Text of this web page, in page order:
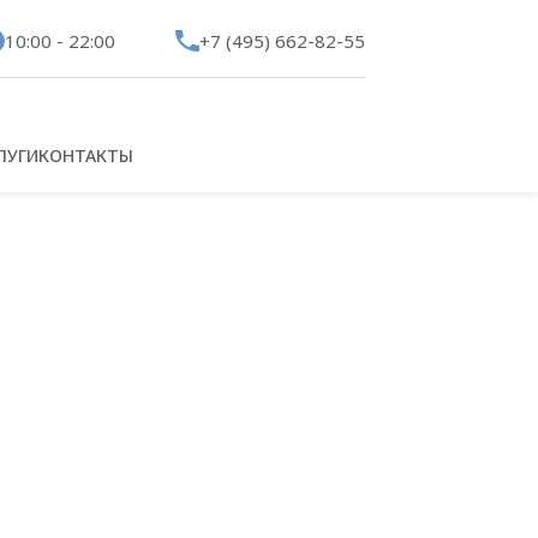
10:00 - 22:00 +7 (495) 662-82-55
КОНТАКТЫ